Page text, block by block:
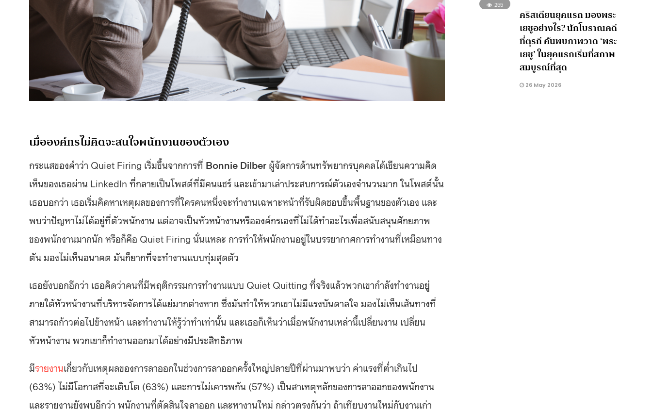
เมื่อองค์กรไม่คิดจะสนใจพนักงานของตัวเอง
กระแสของคำว่า Quiet Firing เริ่มขึ้นจากการที่ Bonnie Dilber ผู้จัดการด้านทรัพยากรบุคคลได้เขียนความคิด
เห็นของเธอผ่าน LinkedIn ที่กลายเป็นโพสต์ที่มีคนแชร์ และเข้ามาเล่าประสบการณ์ตัวเองจำนวนมาก ในโพสต์นั้น
เธอบอกว่า เธอเริ่มคิดหาเหตุผลของการที่ใครคนหนึ่งจะทำงานเฉพาะหน้าที่รับผิดชอบขึ้นพื้นฐานของตัวเอง และ
พบว่าปัญหาไม่ได้อยู่ที่ตัวพนักงาน แต่อาจเป็นหัวหน้างานหรือองค์กรเองที่ไม่ได้ทำอะไรเพื่อสนับสนุนศักยภาพ
ของพนักงานมากนัก หรือก็คือ Quiet Firing นั่นแหละ การทำให้พนักงานอยู่ในบรรยากาศการทำงานที่เหมือนทาง
ตัน มองไม่เห็นอนาคต มันก็ยากที่จะทำงานแบบทุ่มสุดตัว
เธอยังบอกอีกว่า เธอคิดว่าคนที่มีพฤติกรรมการทำงานแบบ Quiet Quitting ที่จริงแล้วพวกเขากำลังทำงานอยู่
ภายใต้หัวหน้างานที่บริหารจัดการได้แย่มากต่างหาก ซึ่งมันทำให้พวกเขาไม่มีแรงบันดาลใจ มองไม่เห็นเส้นทางที่
สามารถก้าวต่อไปข้างหน้า และทำงานให้รู้ว่าทำเท่านั้น และเธอก็เห็นว่าเมื่อพนักงานเหล่านี้เปลี่ยนงาน เปลี่ยน
หัวหน้างาน พวกเขาก็ทำงานออกมาได้อย่างมีประสิทธิภาพ
มีรายงานเกี่ยวกับเหตุผลของการลาออกในช่วงการลาออกครั้งใหญ่ปลายปีที่ผ่านมาพบว่า ค่าแรงที่ต่ำเกินไป
(63%) ไม่มีโอกาสที่จะเติบโต (63%) และการไม่เคารพกัน (57%) เป็นสาเหตุหลักของการลาออกของพนักงาน
และรายงานยังพบอีกว่า พนักงานที่ตัดสินใจลาออก และหางานใหม่ กล่าวตรงกันว่า ถ้าเทียบงานใหม่กับงานเก่า
255
คริสเตียนยุคแรก มองพระ
เยซูอย่างไร? นักโบราณคดี
ที่ตุรกี ค้นพบภาพวาด ‘พระ
เยซู’ ในยุคแรกเริ่มที่สภาพ
สมบูรณ์ที่สุด
26 May 2026